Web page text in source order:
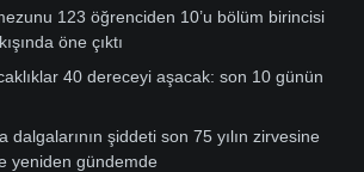
123 öğrenciden 10’u bölüm birincisi
öne çıktı
40 dereceyi aşacak: son 10 günün
dalgalarının şiddeti son 75 yılın zirvesine
yeniden gündemde